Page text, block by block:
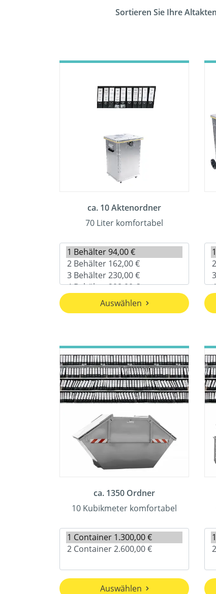
Sortieren Sie Ihre
ca. 10 Aktenordner
70 Liter komfortabel
Auswählen
ca. 1350 Ordner
10 Kubikmeter komfortabel
Auswählen